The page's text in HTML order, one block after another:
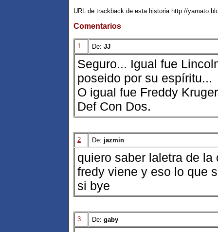
URL de trackback de esta historia http://
Comentarios
1 De: JJ
Seguro... Igual fue
poseido por su espíritu...
O igual fue Freddy
Def Con Dos.
2 De: jazmin
quiero saber laletra de
fredy viene y eso lo que
si bye
3 De: gaby